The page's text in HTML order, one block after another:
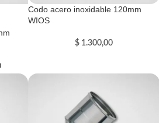
Codo acero inoxidable 120mm
WIOS
$ 1.300,00